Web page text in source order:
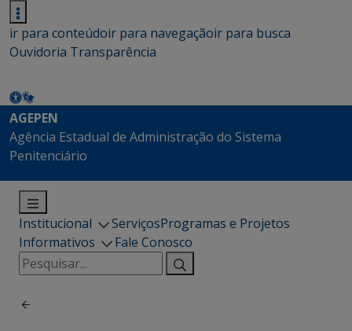
ir para conteúdoir para navegaçãoir para busca
Ouvidoria Transparência
AGEPEN
Agência Estadual de Administração do Sistema
Penitenciário
Institucional ServiçosProgramas e Projetos
Informativos
Fale Conosco
Pesquisar
por: